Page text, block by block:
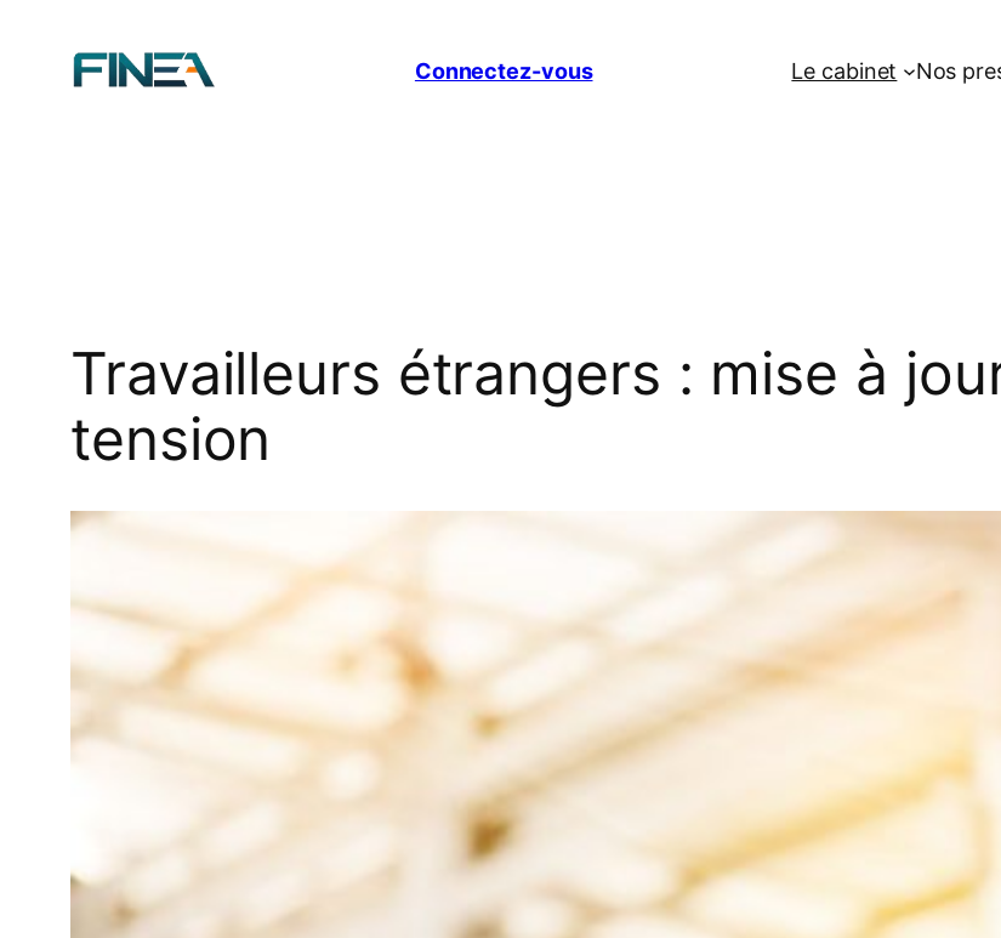
Connectez-vous Le cabinet Nos
Travailleurs étrangers : mise à
tension